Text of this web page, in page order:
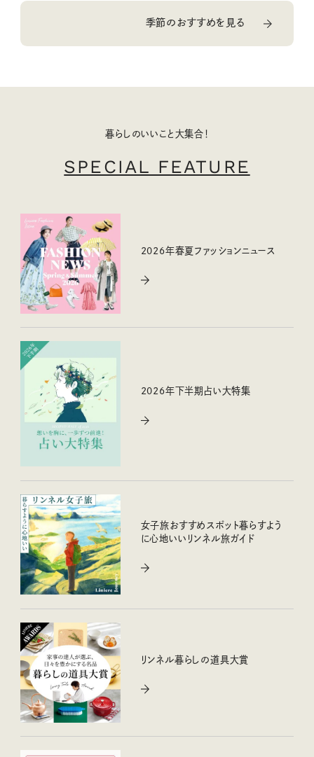
季節のおすすめを見る
暮らしのいいこと大集合！
SPECIAL FEATURE
2026年春夏ファッションニュース
2026年下半期占い大特集
女子旅おすすめスポット暮らすよう
に心地いいリンネル旅ガイド
リンネル暮らしの道具大賞